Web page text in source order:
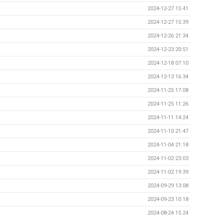
2024-12-27 15:41
2024-12-27 15:39
2024-12-26 21:34
2024-12-23 20:51
2024-12-18 07:10
2024-12-13 16:34
2024-11-25 17:08
2024-11-25 11:26
2024-11-11 14:24
2024-11-10 21:47
2024-11-04 21:18
2024-11-02 23:03
2024-11-02 19:39
2024-09-29 13:08
2024-09-23 10:18
2024-08-24 15:24